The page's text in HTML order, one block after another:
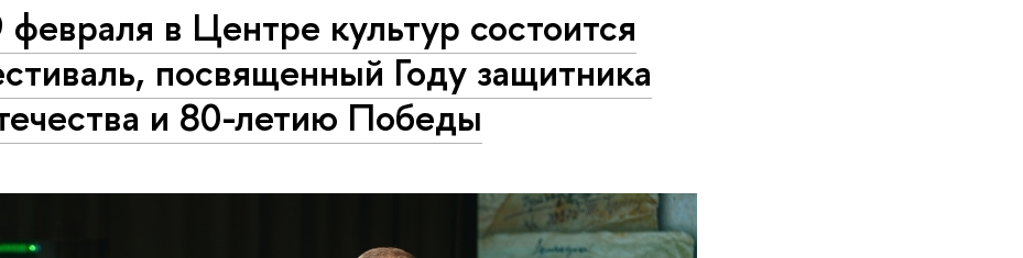
февраля в Центре культур состоится
посвященный Году защитника
и 80-летию Победы